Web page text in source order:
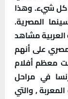
كل شيء. وهذا
المصرية.
العربية مشاهد
على أنهم
معظم أفلام
في مراحل
, والتي